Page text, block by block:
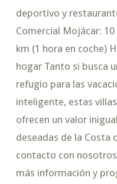
deportivo y
Comercial Mojácar:
km (1 hora en coche)
hogar Tanto si busca
refugio para las
inteligente, estas
ofrecen un valor
deseadas de la Costa
contacto con
más información y